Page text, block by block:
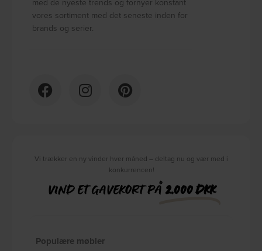
med de nyeste trends og fornyer konstant
vores sortiment med det seneste inden for
brands og serier.
Vi trækker en ny vinder hver måned – deltag nu og vær med i
konkurrencen!
VIND ET GAVEKORT PÅ2.000 DKK
Populære møbler